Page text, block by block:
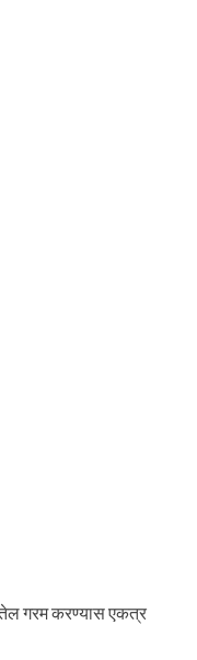
गरम करण्यास एकत्र